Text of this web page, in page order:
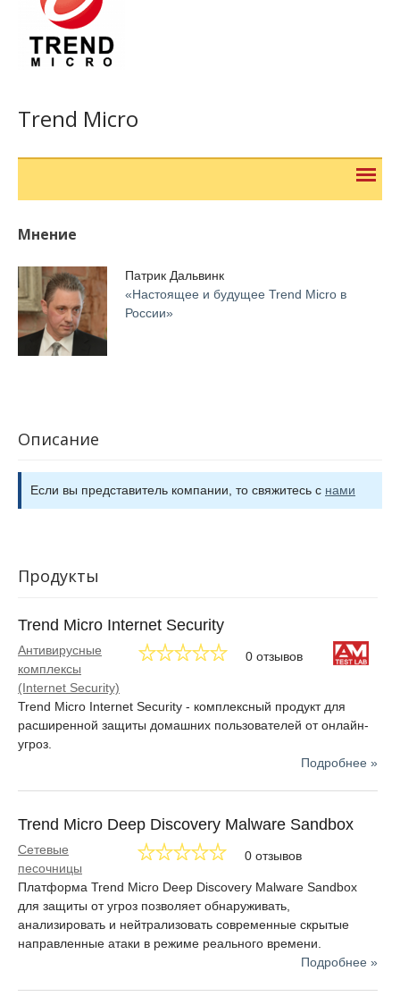
Trend Micro
Мнение
Патрик Дальвинк
«Настоящее и будущее Trend Micro в
России»
Описание
Если вы представитель компании, то свяжитесь с нами
Продукты
Trend Micro Internet Security
0 отзывов
Антивирусные
комплексы
(Internet Security)
Trend Micro Internet Security - комплексный продукт для
расширенной защиты домашних пользователей от онлайн-
угроз.
Подробнее »
Trend Micro Deep Discovery Malware Sandbox
0 отзывов
Сетевые
песочницы
Платформа Trend Micro Deep Discovery Malware Sandbox
для защиты от угроз позволяет обнаруживать,
анализировать и нейтрализовать современные скрытые
направленные атаки в режиме реального времени.
Подробнее »